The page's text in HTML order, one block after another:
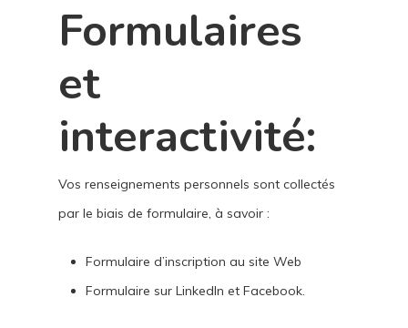
Formulaires
et
interactivité:
Vos renseignements personnels sont collectés
par le biais de formulaire, à savoir :
Formulaire d’inscription au site Web
Formulaire sur LinkedIn et Facebook.